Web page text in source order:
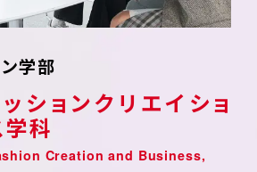
学部
ションクリエイショ
学科